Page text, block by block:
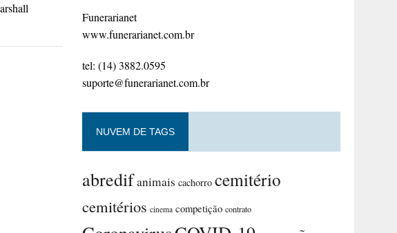
Funerarianet
www.funerarianet.com.br
tel: (14) 3882.0595
suporte@funerarianet.com.br
NUVEM DE TAGS
abredifanimais cachorro cemitério
cemitérios cinema competição contrato